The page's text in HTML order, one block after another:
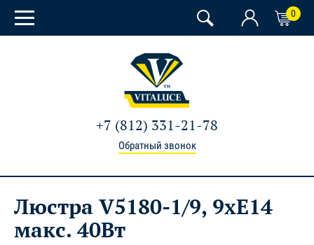
0
+7 (812) 331-21-78
Обратный звонок
Люстра V5180-1/9, 9xE14
макс. 40Вт